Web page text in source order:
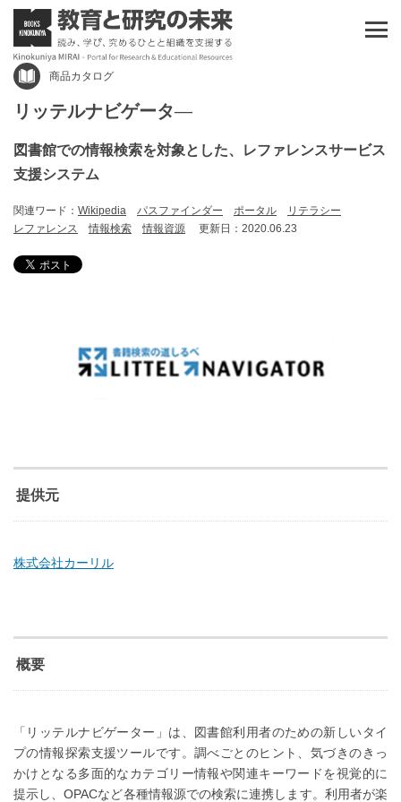
商品カタログ
リッテルナビゲータ―
図書館での情報検索を対象とした、レファレンスサービス
支援システム
関連ワード： Wikipedia パスファインダー ポータル
リテラシー
レファレンス
情報検索 情報資源 更新日：2020.06.23
提供元
株式会社カーリル
概要
「リッテルナビゲーター」は、図書館利用者のための新しいタイ
プの情報探索支援ツールです。調べごとのヒント、気づきのきっ
かけとなる多面的なカテゴリー情報や関連キーワードを視覚的に
提示し、OPACなど各種情報源での検索に連携します。利用者が楽